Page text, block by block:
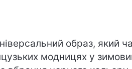
образ, який
модницях у